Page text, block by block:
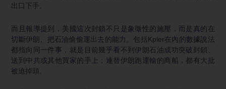
出口下手。
而且報導提到，美國這次封鎖不只是象徵性的施壓，而是真的在
切斷伊朗、把石油偷偷運出去的能力。包括Kpler在內的數據說法
都指向同一件事，就是目前幾乎看不到伊朗石油成功突破封鎖、
送到中共或其他買家的手上；連替伊朗跑運輸的商船，都有大批
被迫掉頭。